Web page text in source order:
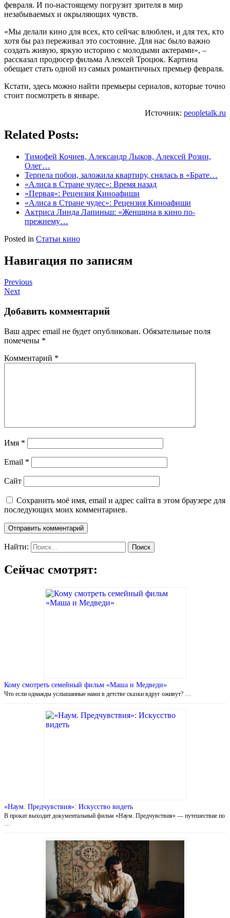
февраля. И по-настоящему погрузит зрителя в мир
незабываемых и окрыляющих чувств.
«Мы делали кино для всех, кто сейчас влюблен, и для тех, кто
хотя бы раз переживал это состояние. Для нас было важно
создать живую, яркую историю с молодыми актерами», –
рассказал продюсер фильма Алексей Троцюк. Картина
обещает стать одной из самых романтичных премьер февраля.
Кстати, здесь можно найти премьеры сериалов, которые точно
стоит посмотреть в январе.
Источник: peopletalk.ru
Related Posts:
Тимофей Кочнев, Александр Лыков, Алексей Розин,
Олег…
Терпела побои, заложила квартиру, снялась в «Брате…
«Алиса в Стране чудес»: Время назад
«Первая»: Рецензия Киноафиши
«Алиса в Стране чудес»: Рецензия Киноафиши
Актриса Линда Лапиньш: «Женщина в кино по-
прежнему…
Posted in Статьи кино
Навигация по записям
Previous
Next
Добавить комментарий
Ваш адрес email не будет опубликован. Обязательные поля
помечены *
Комментарий *
Имя *
Email *
Сайт
Сохранить моё имя, email и адрес сайта в этом браузере для
последующих моих комментариев.
Найти:
Сейчас смотрят:
Кому смотреть семейный фильм «Маша и Медведи»
Что если однажды услышанные нами в детстве сказки вдруг оживут? …
«Наум. Предчувствия»: Искусство видеть
В прокат выходит документальный фильм «Наум. Предчувствия» — путешествие по